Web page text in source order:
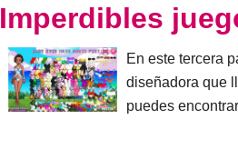
Imperdibles
En este tercera
diseñadora que
puedes